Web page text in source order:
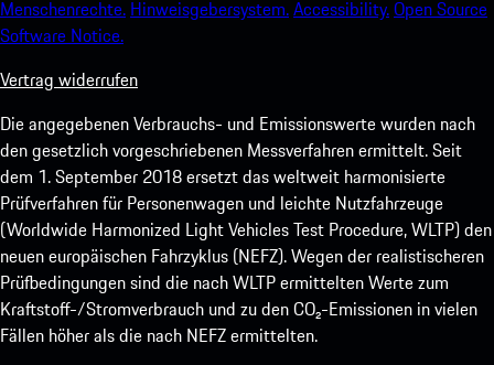
Menschenrechte. Hinweisgebersystem.Accessibility.Open Source
Software Notice.
Vertrag widerrufen
Die angegebenen Verbrauchs- und Emissionswerte wurden nach
den gesetzlich vorgeschriebenen Messverfahren ermittelt. Seit
dem 1. September 2018 ersetzt das weltweit harmonisierte
Prüfverfahren für Personenwagen und leichte Nutzfahrzeuge
(Worldwide Harmonized Light Vehicles Test Procedure, WLTP) den
neuen europäischen Fahrzyklus (NEFZ). Wegen der realistischeren
Prüfbedingungen sind die nach WLTP ermittelten Werte zum
Kraftstoff-/Stromverbrauch und zu den CO₂-Emissionen in vielen
Fällen höher als die nach NEFZ ermittelten.